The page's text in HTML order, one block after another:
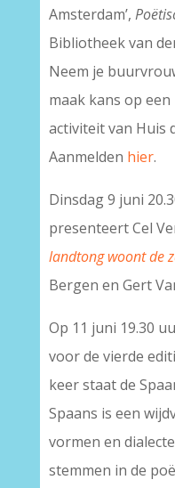
Amsterdam’,
Bibliotheek van
Neem je
maak kans op
activiteit van Huis
Aanmelden hier.
Dinsdag 9 juni
presenteert Cel
landtong woont de
Bergen en Gert
Op 11 juni 19.30
voor de vierde
keer staat de
Spaans is een
vormen en
stemmen in de